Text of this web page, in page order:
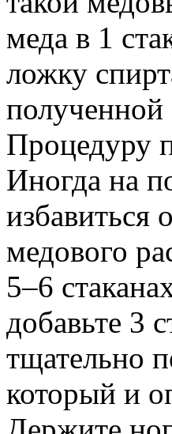
меда в 1
ложку
Процедуру
Иногда на
медового
5–6
добавьте 3
тщательно
который и